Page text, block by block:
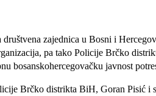
zajednica u Bosni i
pa tako Policije Brčko
bosanskohercegovačku javnost
Brčko distrikta BiH, Goran Pisić i